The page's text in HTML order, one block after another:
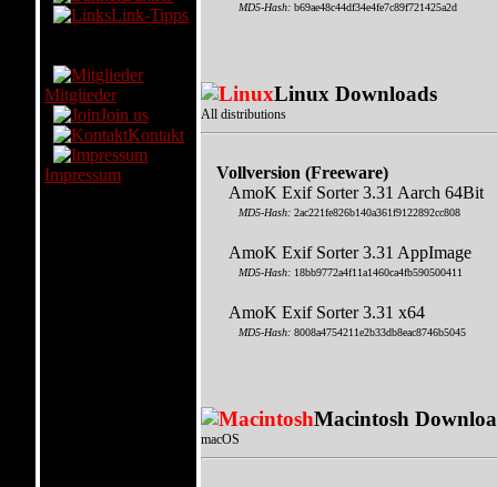
Link-Tipps
Mitglieder
Join us
Kontakt
Impressum
MD5-Hash: b69ae48c44df34e4fe7c89f721425a2d
Linux Downloads
All distributions
Vollversion (Freeware)
AmoK Exif Sorter 3.31 Aarch 64Bit
MD5-Hash: 2ac221fe826b140a361f9122892cc808
AmoK Exif Sorter 3.31 AppImage
MD5-Hash: 18bb9772a4f11a1460ca4fb590500411
AmoK Exif Sorter 3.31 x64
MD5-Hash: 8008a4754211e2b33db8eac8746b5045
Macintosh
macOS